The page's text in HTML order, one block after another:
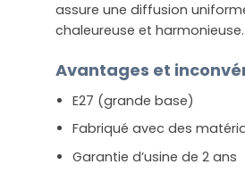
assure une diffusion
chaleureuse et harmonieuse.
Avantages et
E27 (grande base)
Fabriqué avec des
Garantie d’usine de 2 ans